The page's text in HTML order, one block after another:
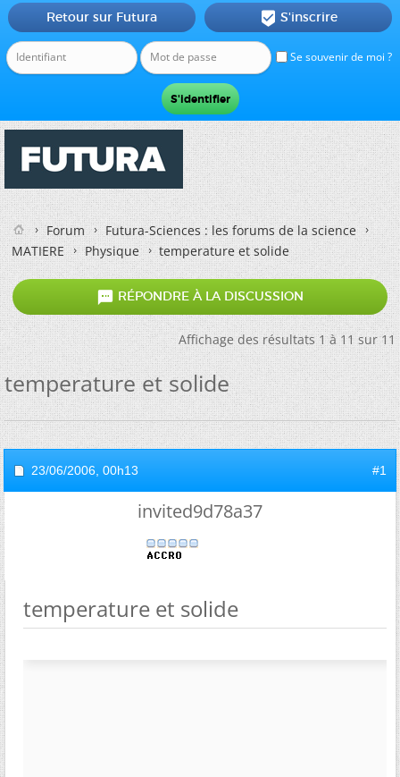
Se souvenir de moi ?
Retour sur Futura  S'inscrire
Forum
Futura-Sciences : les forums de la science
MATIERE
Physique temperature et solide
 RÉPONDRE À LA DISCUSSION
Affichage des résultats 1 à 11 sur 11
temperature et solide
23/06/2006, 00h13 #1
invited9d78a37
temperature et solide